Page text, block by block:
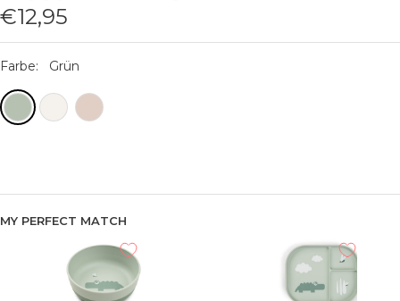
Verkaufspreis
€12,95
Farbe: Grün
MY PERFECT MATCH